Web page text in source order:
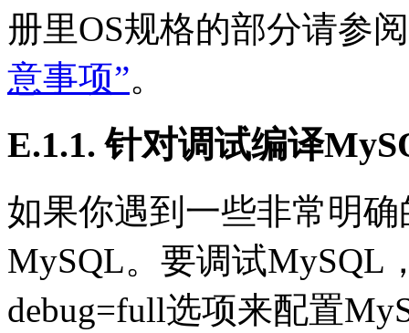
册里OS规格的部分请参阅
意事项”。
E.1.1. 针对调试编译
如果你遇到一些非常明
MySQL。要调试MySQL
debug=full选项来配置